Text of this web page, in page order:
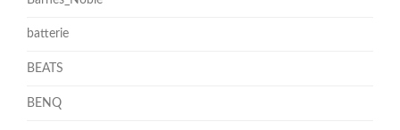
batterie
BEATS
BENQ